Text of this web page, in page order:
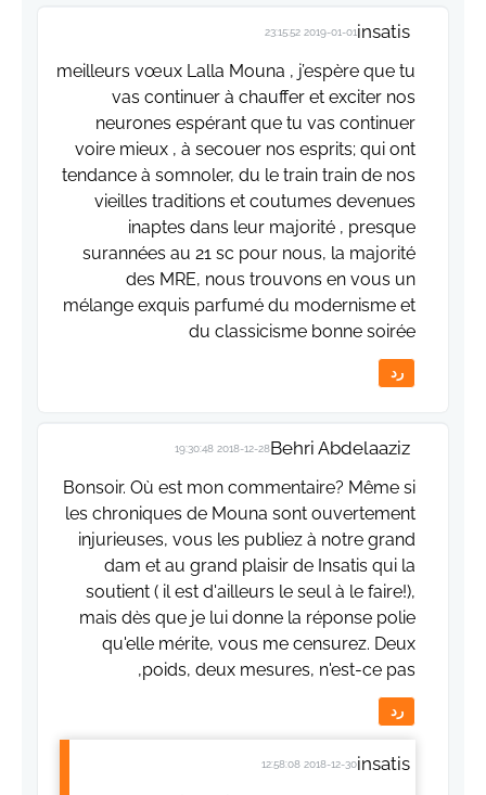
insatis
2019-01-01 23:15:52
meilleurs vœux Lalla Mouna , j’espère que tu
vas continuer à chauffer et exciter nos
neurones espérant que tu vas continuer
voire mieux , à secouer nos esprits; qui ont
tendance à somnoler, du le train train de nos
vieilles traditions et coutumes devenues
inaptes dans leur majorité , presque
surannées au 21 sc pour nous, la majorité
des MRE, nous trouvons en vous un
mélange exquis parfumé du modernisme et
du classicisme bonne soirée
رد
Behri Abdelaaziz
2018-12-28 19:30:48
Bonsoir. Où est mon commentaire? Même si
les chroniques de Mouna sont ouvertement
injurieuses, vous les publiez à notre grand
dam et au grand plaisir de Insatis qui la
soutient ( il est d'ailleurs le seul à le faire!),
mais dès que je lui donne la réponse polie
qu'elle mérite, vous me censurez. Deux
poids, deux mesures, n'est-ce pas,
رد
insatis
2018-12-30 12:58:08